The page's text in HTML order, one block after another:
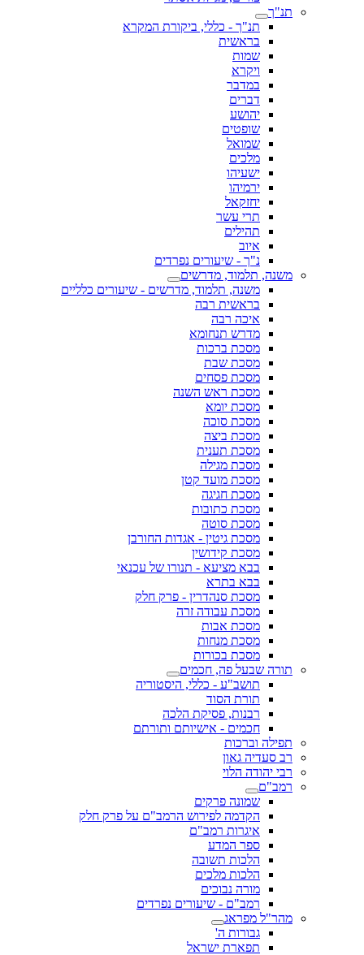
תנ"ך
תנ"ך - כללי, ביקורת המקרא
בראשית
שמות
ויקרא
במדבר
דברים
יהושע
שופטים
שמואל
מלכים
ישעיהו
ירמיהו
יחזקאל
תרי עשר
תהילים
איוב
נ"ך - שיעורים נפרדים
משנה, תלמוד, מדרשים
משנה, תלמוד, מדרשים - שיעורים כלליים
בראשית רבה
איכה רבה
מדרש תנחומא
מסכת ברכות
מסכת שבת
מסכת פסחים
מסכת ראש השנה
מסכת יומא
מסכת סוכה
מסכת ביצה
מסכת תענית
מסכת מגילה
מסכת מועד קטן
מסכת חגיגה
מסכת כתובות
מסכת סוטה
מסכת גיטין - אגדות החורבן
מסכת קידושין
בבא מציעא - תנורו של עכנאי
בבא בתרא
מסכת סנהדרין - פרק חלק
מסכת עבודה זרה
מסכת אבות
מסכת מנחות
מסכת בכורות
תורה שבעל פה, חכמים
תושב"ע - כללי, היסטוריה
תורת הסוד
רבנות, פסיקת הלכה
חכמים - אישיותם ותורתם
תפילה וברכות
רב סעדיה גאון
רבי יהודה הלוי
רמב"ם
שמונה פרקים
הקדמה לפירוש הרמב"ם על פרק חלק
איגרות רמב"ם
ספר המדע
הלכות תשובה
הלכות מלכים
מורה נבוכים
רמב"ם - שיעורים נפרדים
מהר"ל מפראג
גבורות ה'
תפארת ישראל